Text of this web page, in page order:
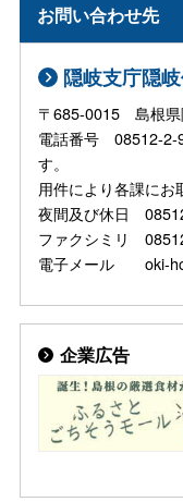
お問い合わせ先
隠岐支庁隠
〒685-0015 島根県
電話番号 08512-2-
す。
用件により各課にお
夜間及び休日
ファクシミリ
電子メール oki-
企業広告